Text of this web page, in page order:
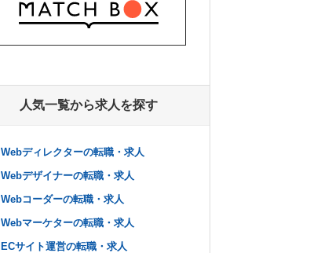
人気一覧から求人を探す
Webディレクターの転職・求人
Webデザイナーの転職・求人
Webコーダーの転職・求人
Webマーケターの転職・求人
ECサイト運営の転職・求人